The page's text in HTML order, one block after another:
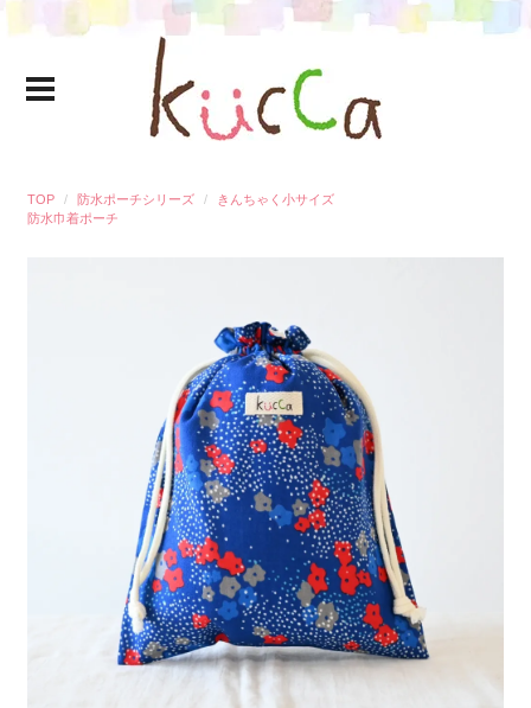
TOP 防水ポーチシリーズ
きんちゃく小サイズ
防水巾着ポーチ